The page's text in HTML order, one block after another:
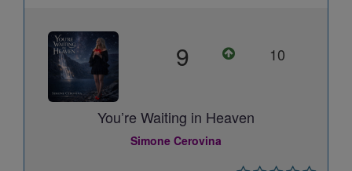
9 10
You’re Waiting in Heaven
Simone Cerovina